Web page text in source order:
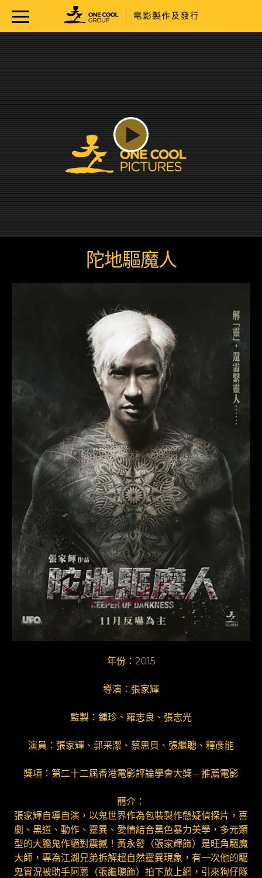
陀地驅魔人
年份：2015
導演：張家輝
監製：鍾珍、羅志良、張志光
演員：張家輝、郭采潔、蔡思貝、張繼聰、釋彥能
獎項：第二十二屆香港電影評論學會大獎 – 推薦電影
簡介：
張家輝自導自演，以鬼世界作為包裝製作懸疑偵探片，喜
劇、黑道、動作、靈異、愛情結合黑色暴力美學，多元類
型的大膽鬼作絕對震撼！黃永發（張家輝飾）是旺角驅魔
大師，專為江湖兄弟拆解超自然靈異現象，有一次他的驅
鬼實況被助手阿蔥（張繼聰飾）拍下放上網，引來狗仔隊